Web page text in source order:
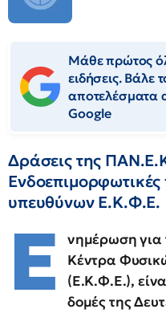
Μάθε πρώτος
ειδήσεις. Βάλε
αποτελέσματα
Google
Δράσεις της
υπευθύνων Ε.Κ.Φ.Ε.
Ε
νημέρωση για
Κέντρα
(Ε.Κ.Φ.Ε.),
δομές της